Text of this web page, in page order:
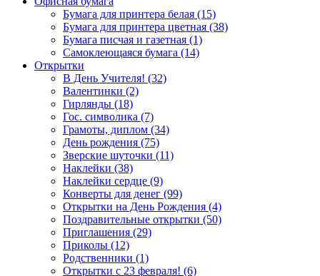
Бумага для принтера белая (15)
Бумага для принтера цветная (38)
Бумага писчая и газетная (1)
Самоклеющаяся бумага (14)
Открытки
В День Учителя! (32)
Валентинки (2)
Гирлянды (18)
Гос. символика (7)
Грамоты, диплом (34)
День рождения (75)
Зверские шуточки (11)
Наклейки (38)
Наклейки сердце (9)
Конверты для денег (99)
Открытки на День Рождения (4)
Поздравительные открытки (50)
Приглашения (29)
Приколы (12)
Родственники (1)
Открытки с 23 февраля! (6)